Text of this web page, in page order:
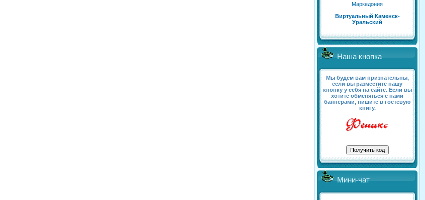
Маркедония
Виртуальный Каменск-
Уральский
Наша кнопка
Мы будем вам признательны,
если вы разместите нашу
кнопку у себя на сайте. Если вы
хотите обменяться с нами
баннерами, пишите в гостевую
книгу.
Мини-чат